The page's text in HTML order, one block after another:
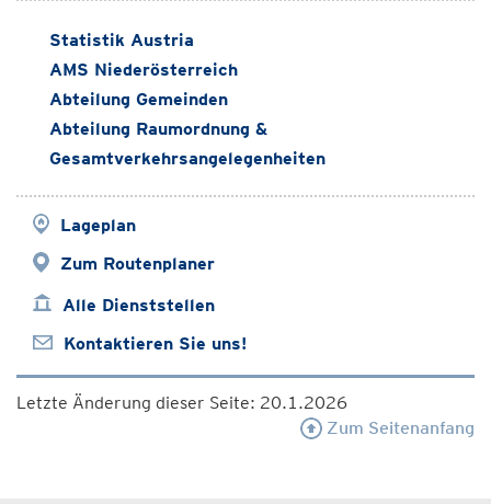
Statistik Austria
AMS Niederösterreich
Abteilung Gemeinden
Abteilung Raumordnung &
Gesamtverkehrsangelegenheiten
Lageplan
Zum Routenplaner
Alle Dienststellen
Kontaktieren Sie uns!
Letzte Änderung dieser Seite: 20.1.2026
Zum Seitenanfang